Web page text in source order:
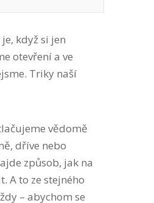
když si jen
otevření a ve
Triky naší
vědomě
dříve nebo
způsob, jak na
A to ze stejného
– abychom se